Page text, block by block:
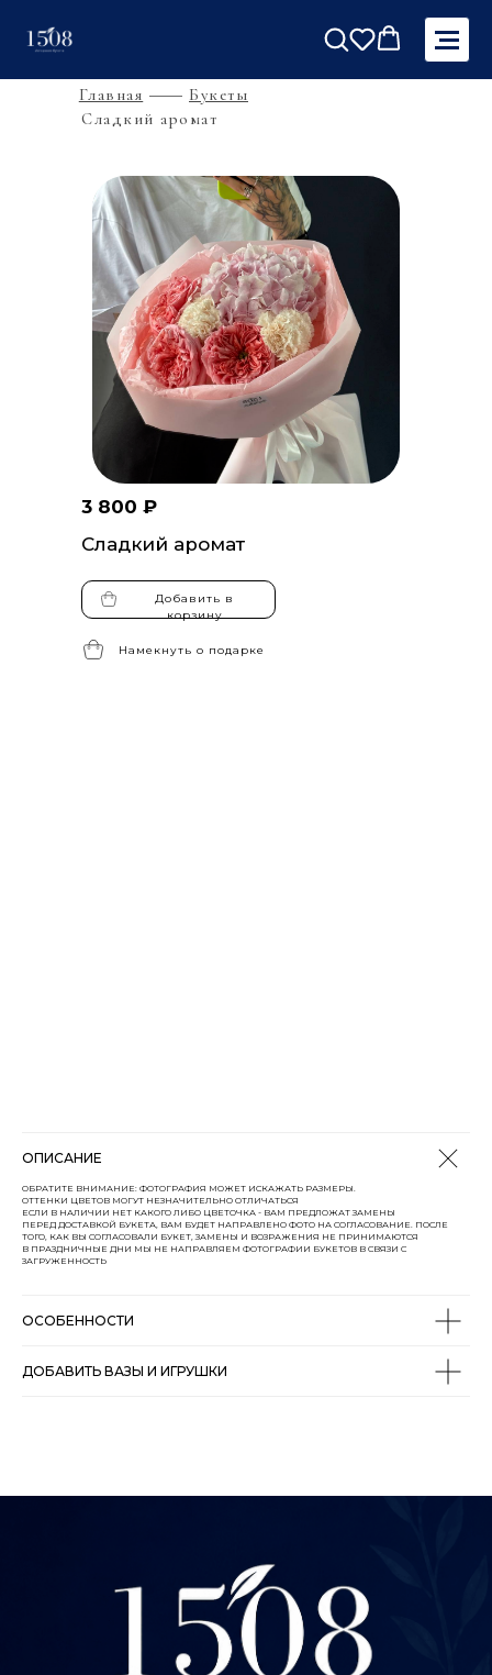
Главная
Букеты
Сладкий аромат
3 800 ₽
Сладкий аромат
Намекнуть о подарке
Добавить в
корзину
ОПИСАНИЕ
ОБРАТИТЕ ВНИМАНИЕ: ФОТОГРАФИЯ МОЖЕТ ИСКАЖАТЬ РАЗМЕРЫ.
ОТТЕНКИ ЦВЕТОВ МОГУТ НЕЗНАЧИТЕЛЬНО ОТЛИЧАТЬСЯ
ЕСЛИ В НАЛИЧИИ НЕТ КАКОГО ЛИБО ЦВЕТОЧКА - ВАМ ПРЕДЛОЖАТ ЗАМЕНЫ
ПЕРЕД ДОСТАВКОЙ БУКЕТА, ВАМ БУДЕТ НАПРАВЛЕНО ФОТО НА СОГЛАСОВАНИЕ. ПОСЛЕ
ТОГО, КАК ВЫ СОГЛАСОВАЛИ БУКЕТ, ЗАМЕНЫ И ВОЗРАЖЕНИЯ НЕ ПРИНИМАЮТСЯ
В ПРАЗДНИЧНЫЕ ДНИ МЫ НЕ НАПРАВЛЯЕМ ФОТОГРАФИИ БУКЕТОВ В СВЯЗИ С
ЗАГРУЖЕННОСТЬ
ОСОБЕННОСТИ
ДОБАВИТЬ ВАЗЫ И ИГРУШКИ